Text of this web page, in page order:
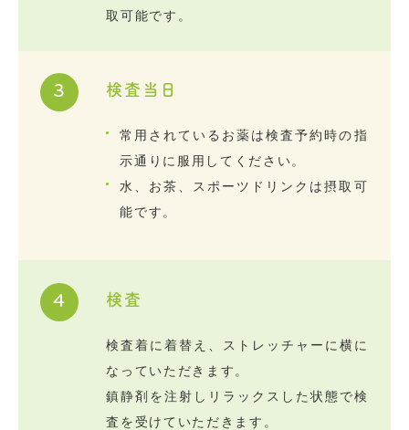
取可能です。
3 検査当日
常用されているお薬は検査予約時の指
示通りに服用してください。
水、お茶、スポーツドリンクは摂取可
能です。
4 検査
検査着に着替え、ストレッチャーに横に
なっていただきます。
鎮静剤を注射しリラックスした状態で検
査を受けていただきます。